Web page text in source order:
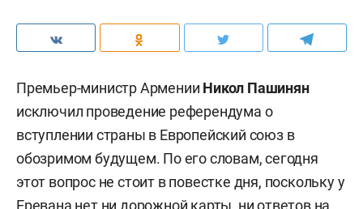
Премьер-министр Армении Никол Пашинян
исключил проведение референдума о
вступлении страны в Европейский союз в
обозримом будущем. По его словам, сегодня
этот вопрос не стоит в повестке дня, поскольку у
Еревана нет ни дорожной карты, ни ответов на